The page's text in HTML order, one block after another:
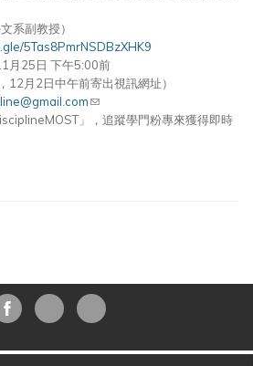
系副教授）
5Tas8PmrNSDBzXHK9
月25日 下午5:00前
12月2日中午前寄出視訊網址）
(link sends e-mail)
」，追蹤學門粉專來獲得即時